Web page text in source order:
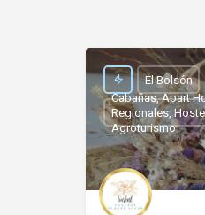
El Bolsón
Cabañas, Apart
Regionales,
Agroturismo